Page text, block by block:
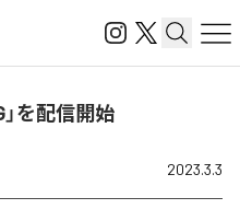
」を配信開始
2023.3.3